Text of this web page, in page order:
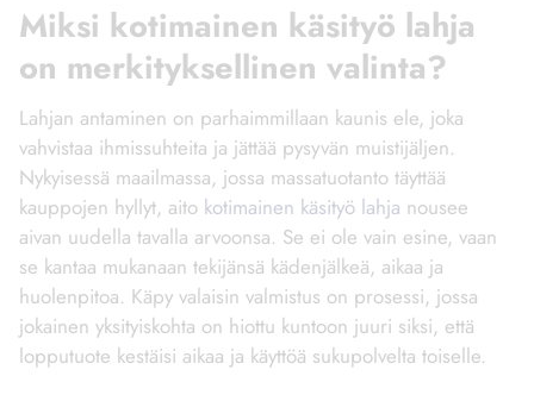
Miksi kotimainen käsityö lahja
on merkityksellinen valinta?
Lahjan antaminen on parhaimmillaan kaunis ele, joka
vahvistaa ihmissuhteita ja jättää pysyvän muistijäljen.
Nykyisessä maailmassa, jossa massatuotanto täyttää
kauppojen hyllyt, aito kotimainen käsityö lahja nousee
aivan uudella tavalla arvoonsa. Se ei ole vain esine, vaan
se kantaa mukanaan tekijänsä kädenjälkeä, aikaa ja
huolenpitoa. Käpy valaisin valmistus on prosessi, jossa
jokainen yksityiskohta on hiottu kuntoon juuri siksi, että
lopputuote kestäisi aikaa ja käyttöä sukupolvelta toiselle.